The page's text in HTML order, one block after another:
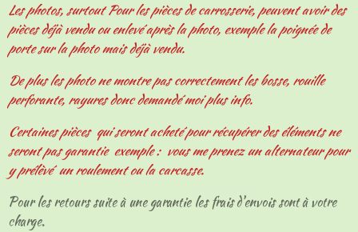
Les photos, surtout Pour les pièces de carrosserie, peuvent avoir des
pièces déjà vendu ou enlevé après la photo, exemple la poignée de
porte sur la photo mais déjà vendu.
De plus les photo ne montre pas correctement les bosse, rouille
perforante, rayures donc demandé moi plus info.
Certaines pièces qui seront acheté pour récupérer des éléments ne
seront pas garantie exemple : vous me prenez un alternateur pour
y prélèvé un roulement ou la carcasse.
Pour les retours suite à une garantie les frais d'envois sont à votre
charge.